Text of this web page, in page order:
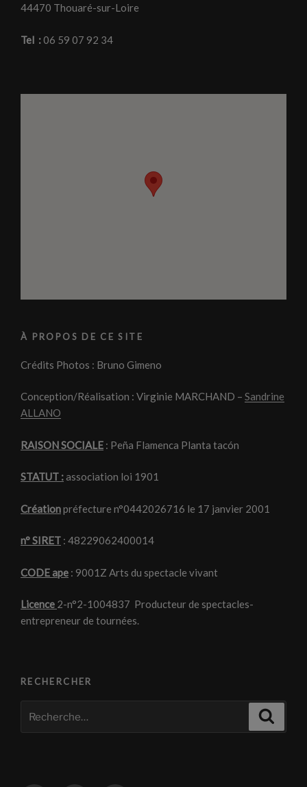
44470 Thouaré-sur-Loire
Tel :06 59 07 92 34
À PROPOS DE CE SITE
Crédits Photos : Bruno Gimeno
Conception/Réalisation : Virginie MARCHAND – Sandrine
ALLANO
RAISON SOCIALE : Peña Flamenca Planta tacón
STATUT :association loi 1901
Créationpréfecture n°0442026716 le 17 janvier 2001
n° SIRET : 48229062400014
CODE ape : 9001Z Arts du spectacle vivant
Licence 2-n°2-1004837 Producteur de spectacles-
entrepreneur de tournées.
RECHERCHER
pour